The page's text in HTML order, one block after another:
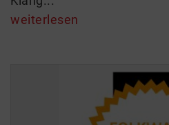
weiterlesen